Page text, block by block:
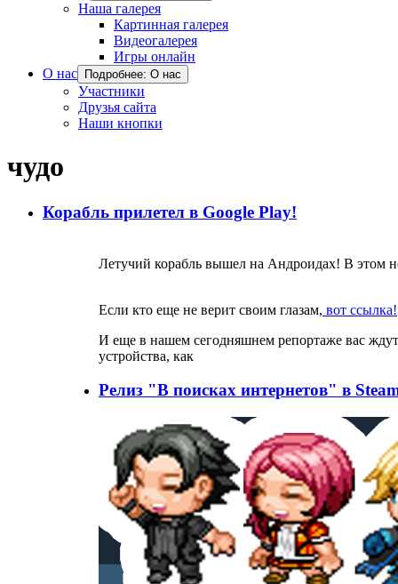
Наша галерея
Картинная галерея
Видеогалерея
Игры онлайн
О нас
Подробнее: О нас
Участники
Друзья сайта
Наши кнопки
чудо
Корабль прилетел в Google Play!
Летучий корабль вышел на Андроидах! В этом
Если кто еще не верит своим глазам, вот ссылка!
И еще в нашем сегодняшнем репортаже вас
устройства, как
Релиз "В поисках интернетов" в